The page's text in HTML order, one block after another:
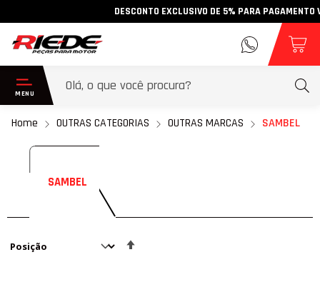
DESCONTO EXCLUSIVO DE 5% PARA PAGAMENTO
Home OUTRAS CATEGORIAS OUTRAS MARCAS SAMBEL
SAMBEL